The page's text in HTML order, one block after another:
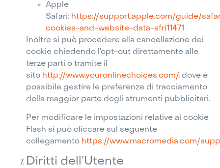
Apple
Safari: https://support.apple.com/guide/
cookies-and-website-data-sfri11471
Inoltre si può procedere alla cancellazione dei
cookie chiedendo l’opt-out direttamente alle
terze parti o tramite il
sito http://www.youronlinechoices.com/, dove è
possibile gestire le preferenze di tracciamento
della maggior parte degli strumenti pubblicitari.
Per modificare le impostazioni relative ai cookie
Flash si può cliccare sul seguente
collegamento https://www.macromedia.com/
Diritti dell’Utente